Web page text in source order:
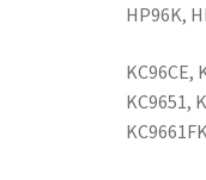
HP96K,
KC96CE,
KC9651,
KC9661FK